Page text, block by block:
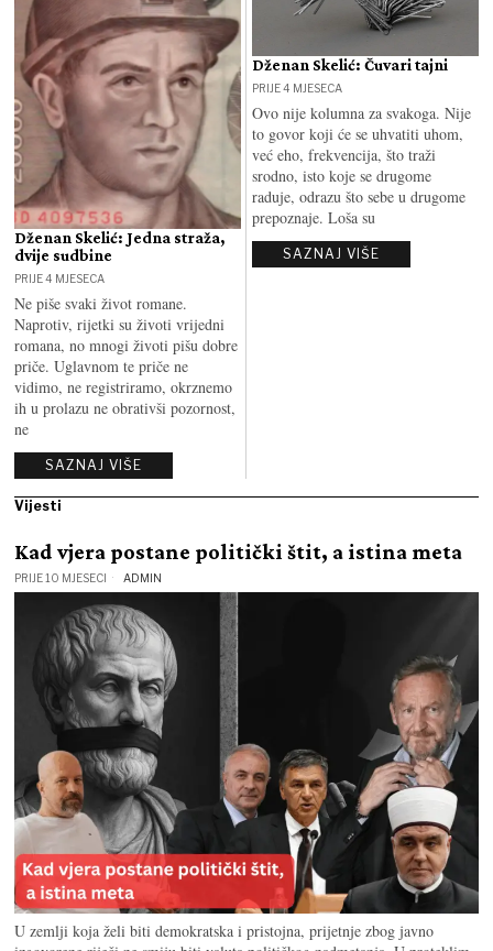
Dženan Skelić: Jedna straža,
dvije sudbine
PRIJE 4 MJESECA
Ne piše svaki život romane.
Naprotiv, rijetki su životi vrijedni
romana, no mnogi životi pišu dobre
priče. Uglavnom te priče ne
vidimo, ne registriramo, okrznemo
ih u prolazu ne obrativši pozornost,
ne
SAZNAJ VIŠE
Dženan Skelić: Čuvari tajni
PRIJE 4 MJESECA
Ovo nije kolumna za svakoga. Nije
to govor koji će se uhvatiti uhom,
već eho, frekvencija, što traži
srodno, isto koje se drugome
raduje, odrazu što sebe u drugome
prepoznaje. Loša su
SAZNAJ VIŠE
Vijesti
Kad vjera postane politički štit, a istina meta
PRIJE 10 MJESECI ADMIN
U zemlji koja želi biti demokratska i pristojna, prijetnje zbog javno